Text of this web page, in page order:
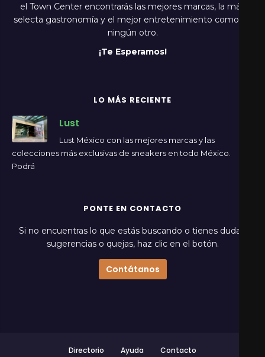
el Town Center encontrarás las mejores marcas, la más
selecta gastronomía y el mejor entretenimiento como en
ningún otro.
¡Te Esperamos!
LO MÁS RECIENTE
Lust
Lust México con las mejores marcas y las
colecciones más exclusivas de sneakers en todo México.
Podrá
PONTE EN CONTACTO
Si no encuentras lo que estás buscando o tienes dudas,
sugerencias o quejas, haz clic en el botón.
Contátanos
Directorio Ayuda Contacto